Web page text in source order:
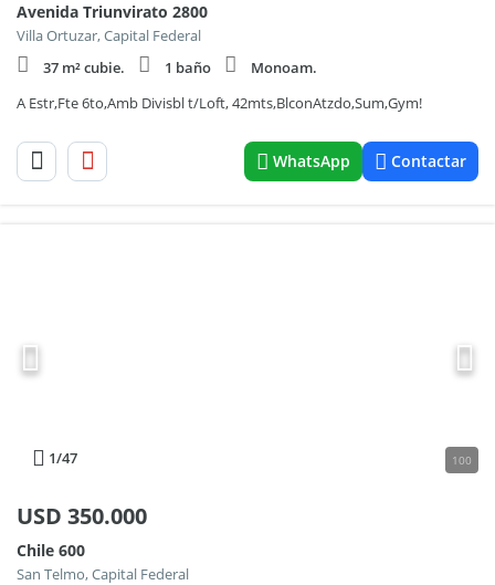
Avenida Triunvirato 2800
Villa Ortuzar, Capital Federal
37 m² cubie.
1 baño
Monoam.
A Estr,Fte 6to,Amb Divisbl t/Loft, 42mts,BlconAtzdo,Sum,Gym!
WhatsApp Contactar
1/47 100
USD 350.000
Chile 600
San Telmo, Capital Federal